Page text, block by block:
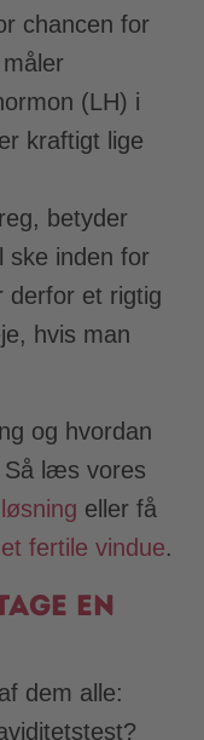
chancen for
(LH) i
kraftigt lige
betyder
ske inden for
derfor et rigtig
hvis man
og hvordan
Så læs vores
eller få
fertile vindue.
en
dem alle: